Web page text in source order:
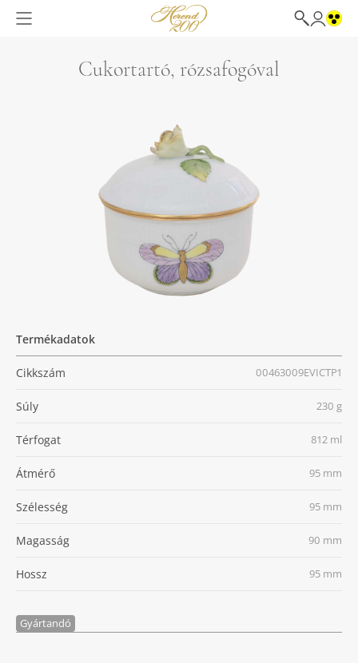
Cukortartó, rózsafogóval
Termékadatok
Cikkszám 00463009EVICTP1
Súly 230 g
Térfogat 812 ml
Átmérő 95 mm
Szélesség 95 mm
Magasság 90 mm
Hossz 95 mm
Gyártandó